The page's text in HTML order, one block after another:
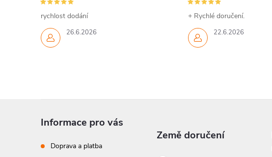
26.6.2026
rychlost dodání
22.6.2026
+ Rychlé doručení.
Informace pro vás
Doprava a platba
Země doručení